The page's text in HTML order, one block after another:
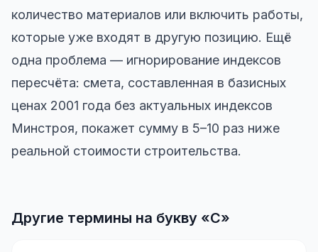
количество материалов или включить работы,
которые уже входят в другую позицию. Ещё
одна проблема — игнорирование индексов
пересчёта: смета, составленная в базисных
ценах 2001 года без актуальных индексов
Минстроя, покажет сумму в 5–10 раз ниже
реальной стоимости строительства.
Другие термины на букву «С»